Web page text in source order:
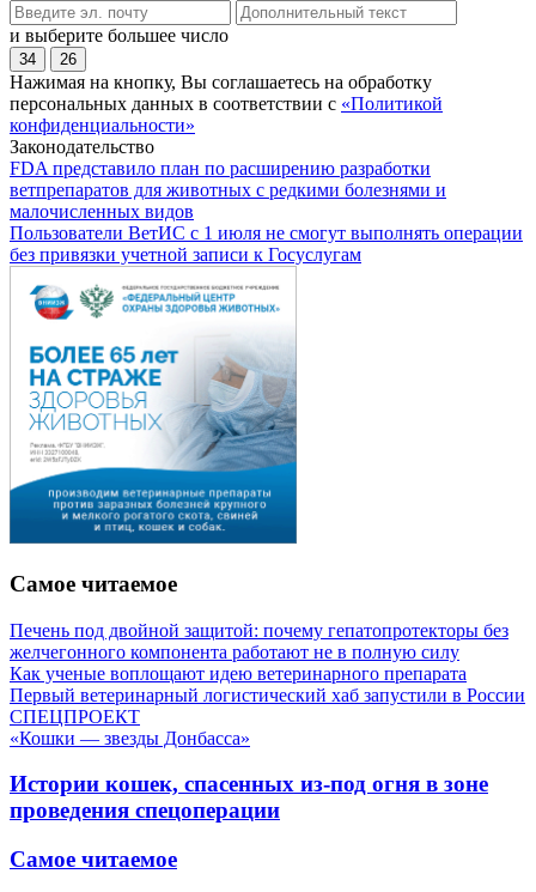
и выберите большее число
34 26
Нажимая на кнопку, Вы соглашаетесь на обработку
персональных данных в соответствии с «Политикой
конфиденциальности»
Законодательство
FDA представило план по расширению разработки
ветпрепаратов для животных с редкими болезнями и
малочисленных видов
Пользователи ВетИС с 1 июля не смогут выполнять операции
без привязки учетной записи к Госуслугам
Самое читаемое
Печень под двойной защитой: почему гепатопротекторы без
желчегонного компонента работают не в полную силу
Как ученые воплощают идею ветеринарного препарата
Первый ветеринарный логистический хаб запустили в России
СПЕЦПРОЕКТ
«Кошки — звезды Донбасса»
Истории кошек, спасенных из-под огня в зоне
проведения спецоперации
Самое читаемое